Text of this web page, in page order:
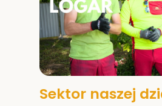
Sektor naszej